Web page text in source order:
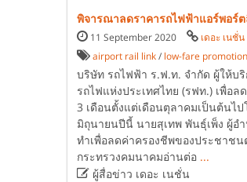
พิจารณาลดราคารถไฟฟ้าแอร์พอร์
11 September 2020 เดอะ เนชั่น
airport rail link/ low-fare promotion
บริษัท รถไฟฟ้า ร.ฟ.ท. จำกัด ผู้ให้บ
รถไฟแห่งประเทศไทย (รฟท.) เพื่อ
3 เดือนตั้งแต่เดือนตุลาคมเป็นต้นไ
มิถุนายนปีนี้ นายสุเทพ พันธุ์เพ็ง ผู้อ
ทำเพื่อลดค่าครองชีพของประชาช
กระทรวงคมนาคมอ่านต่อ ...
ผู้สื่อข่าว เดอะ เนชั่น